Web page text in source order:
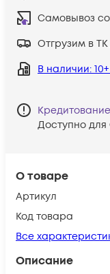
О товаре
Артикул
Код товара
Все
Описание
Самовывоз
Отгрузим в
В наличии:
Доступно